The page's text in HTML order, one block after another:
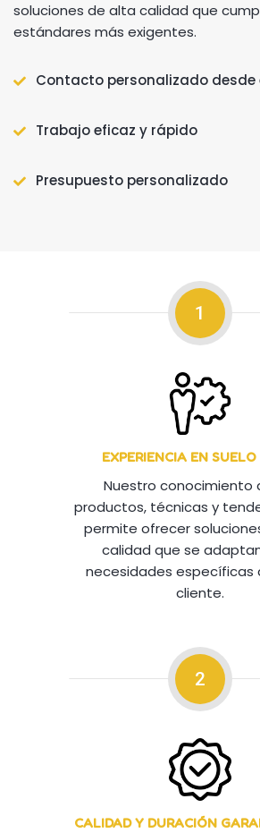
soluciones de alta calidad que
estándares más exigentes.
Contacto personalizado desde
Trabajo eficaz y rápido
Presupuesto personalizado
1
EXPERIENCIA EN SUELO
Nuestro conocimiento
productos, técnicas y
permite ofrecer
calidad que se
necesidades específicas
cliente.
2
CALIDAD Y DURACIÓN